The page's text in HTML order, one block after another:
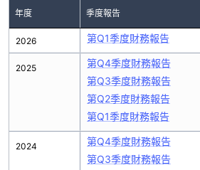
年度 季度報告
2026
2025
2024
第Q1季度財務報告
第Q4季度財務報告
第Q3季度財務報告
第Q2季度財務報告
第Q1季度財務報告
第Q4季度財務報告
第Q3季度財務報告